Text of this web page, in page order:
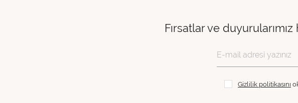
Fırsatlar ve
Gizlilik politikasını